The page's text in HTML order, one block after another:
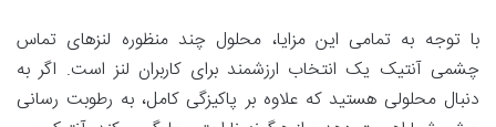
با توجه به تمامی این مزایا، محلول چند منظوره لنزهای تماس
چشمی آنتیک یک انتخاب ارزشمند برای کاربران لنز است. اگر به
دنبال محلولی هستید که علاوه بر پاکیزگی کامل، به رطوبت رسانی